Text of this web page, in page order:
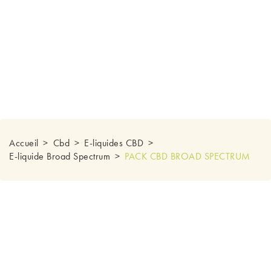
Accueil Cbd
E-liquides CBD
E-liquide Broad Spectrum
PACK CBD BROAD SPECTRUM